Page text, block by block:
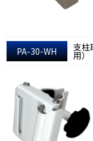
PA-30-WH 支柱
用